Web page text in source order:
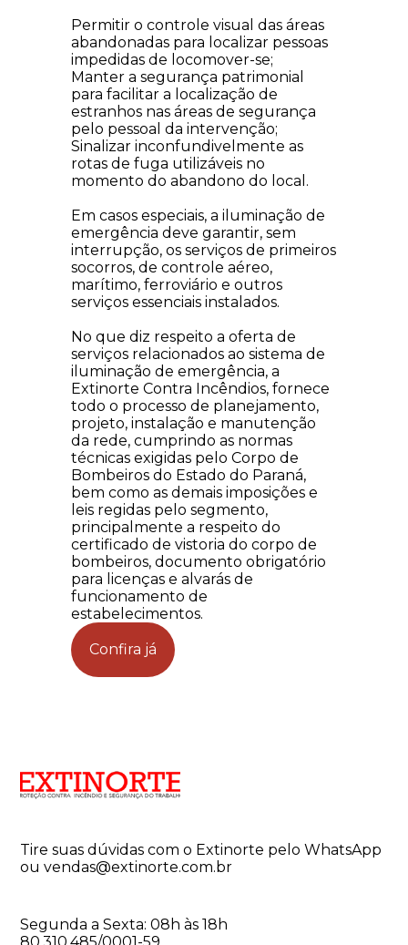
Permitir o controle visual das áreas
abandonadas para localizar pessoas
impedidas de locomover-se;
Manter a segurança patrimonial
para facilitar a localização de
estranhos nas áreas de segurança
pelo pessoal da intervenção;
Sinalizar inconfundivelmente as
rotas de fuga utilizáveis no
momento do abandono do local.
Em casos especiais, a iluminação de
emergência deve garantir, sem
interrupção, os serviços de primeiros
socorros, de controle aéreo,
marítimo, ferroviário e outros
serviços essenciais instalados.
No que diz respeito a oferta de
serviços relacionados ao sistema de
iluminação de emergência, a
Extinorte Contra Incêndios, fornece
todo o processo de planejamento,
projeto, instalação e manutenção
da rede, cumprindo as normas
técnicas exigidas pelo Corpo de
Bombeiros do Estado do Paraná,
bem como as demais imposições e
leis regidas pelo segmento,
principalmente a respeito do
certificado de vistoria do corpo de
bombeiros, documento obrigatório
para licenças e alvarás de
funcionamento de
estabelecimentos.
Confira já
Tire suas dúvidas com o Extinorte pelo WhatsApp
ou vendas@extinorte.com.br
Segunda a Sexta: 08h às 18h